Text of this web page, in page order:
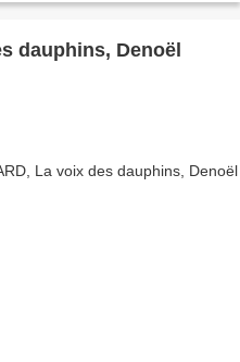
Denoël